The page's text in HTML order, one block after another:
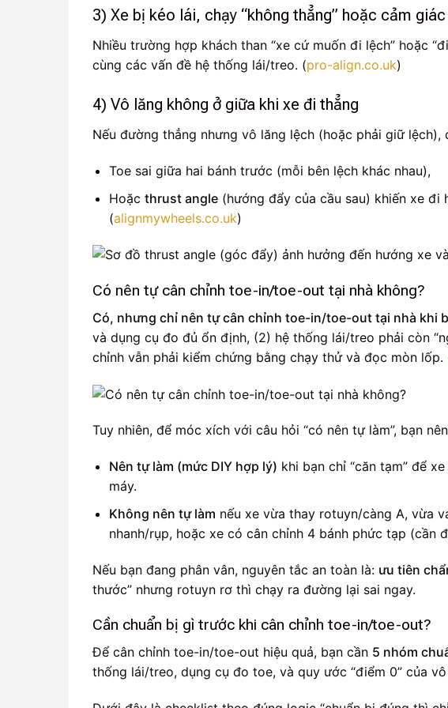
3) Xe bị kéo lái, chạy “không thẳng” hoặc cảm
Nhiều trường hợp khách than “xe cứ muốn đi lệch” hoặc
cùng các vấn đề hệ thống lái/treo. (pro-align.co.uk)
4) Vô lăng không ở giữa khi xe đi thẳng
Nếu đường thẳng nhưng vô lăng lệch (hoặc phải giữ lệch),
Toe sai giữa hai bánh trước (mỗi bên lệch khác nhau),
Hoặc thrust angle(hướng đẩy của cầu sau) khiến xe đi
(alignmywheels.co.uk)
Có nên tự cân chỉnh toe-in/toe-out tại nhà không?
Có, nhưng chỉ nên tự cân chỉnh toe-in/toe-out tại nhà khi
và dụng cụ đo đủ ổn định, (2) hệ thống lái/treo phải còn
chỉnh vẫn phải kiểm chứng bằng chạy thử và đọc mòn lốp.
Tuy nhiên, để móc xích với câu hỏi “có nên tự làm”, bạn
Nên tự làm (mức DIY hợp lý) khi bạn chỉ “căn tạm” để
máy.
Không nên tự làm nếu xe vừa thay rotuyn/càng A, vừa
nhanh/rụp, hoặc xe có cân chỉnh 4 bánh phức tạp (cần
Nếu bạn đang phân vân, nguyên tắc an toàn là: ưu tiên
thước” nhưng rotuyn rơ thì chạy ra đường lại sai ngay.
Cần chuẩn bị gì trước khi cân chỉnh toe-in/toe-out?
Để cân chỉnh toe-in/toe-out hiệu quả, bạn cần 5 nhóm
thống lái/treo, dụng cụ đo toe, và quy ước “điểm 0” của